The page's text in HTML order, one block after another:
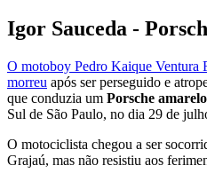
Igor Sauceda -
O motoboy Pedro Kaique Ventura
morreu após ser perseguido e
que conduzia um Porsche amarelo
Sul de São Paulo, no dia 29 de
O motociclista chegou a ser
Grajaú, mas não resistiu aos